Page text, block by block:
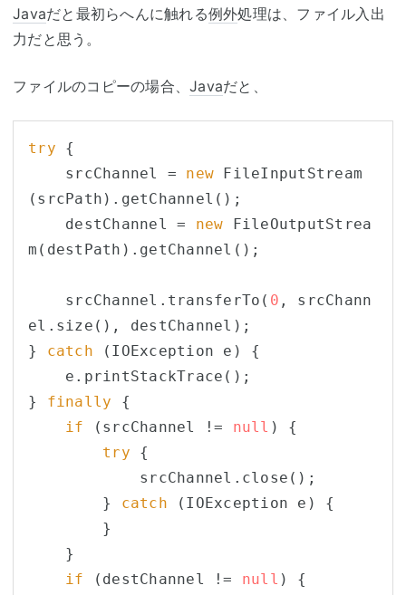
Javaだと最初らへんに触れる例外処理は、ファイル入出
力だと思う。
ファイルのコピーの場合、 Javaだと、
try {
    srcChannel =
new FileInputStream
(srcPath).getChannel();
    destChannel =
new FileOutputStrea
m(destPath).getChannel();
    srcChannel.transferTo(
0 , srcChann
el.size(), destChannel);
} catch (IOException e) {
} finally {
if (srcChannel != null ) {
try {
        }
catch (IOException e) {
if (destChannel != null ) {